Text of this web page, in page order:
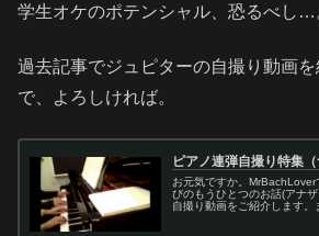
学生オケのポテンシャル、恐るべし…
過去記事でジュピターの自撮り動画
で、よろしければ。
ピアノ連弾自撮り特集
お元気ですか。
びのもうひとつのお話(アナ
自撮り動画をご紹介します。